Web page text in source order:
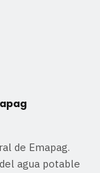
de Emapag.
agua potable